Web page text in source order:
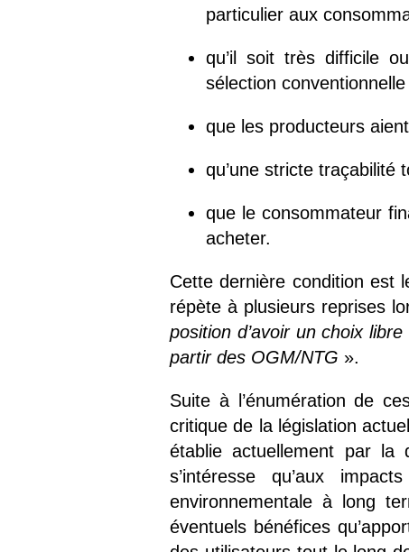
particulier aux
qu’il soit très difficile
sélection conventionnelle
que les producteurs
qu’une stricte traçabilité
que le consommateur
acheter.
Cette dernière condition est
répète à plusieurs reprises
position d’avoir un choix
partir des OGM/NTG ».
Suite à l’énumération de
critique de la législation
établie actuellement par la
s’intéresse qu’aux
environnementale à long
éventuels bénéfices